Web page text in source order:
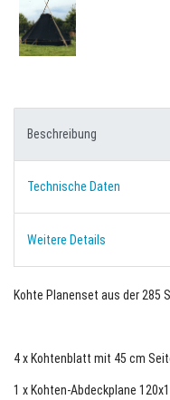
Beschreibung
Technische Daten
Weitere Details
Kohte Planenset aus der 285
4 x Kohtenblatt mit 45 cm
1 x Kohten-Abdeckplane